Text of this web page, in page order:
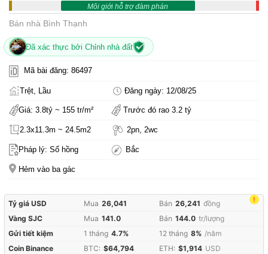
Môi giới hỗ trợ đàm phán
Bán nhà Bình Thạnh
Đã xác thực bởi Chỉnh nhà đất
Mã bài đăng: 86497
Trệt, Lầu Đăng ngày: 12/08/25
Giá: 3.8tỷ ~ 155 tr/m² Trước đó rao 3.2 tỷ
2.3x11.3m ~ 24.5m2 2pn, 2wc
Pháp lý: Sổ hồng Bắc
Hẻm vào ba gác
!
Tỷ giá USD Mua 26,041 Bán 26,241 đồng
Vàng SJC
Mua 141.0 Bán 144.0 tr/lượng
Gửi tiết kiệm
1 tháng 4.7% 12 tháng 8% /năm
Coin Binance
BTC: $64,794 ETH: $1,914 USD